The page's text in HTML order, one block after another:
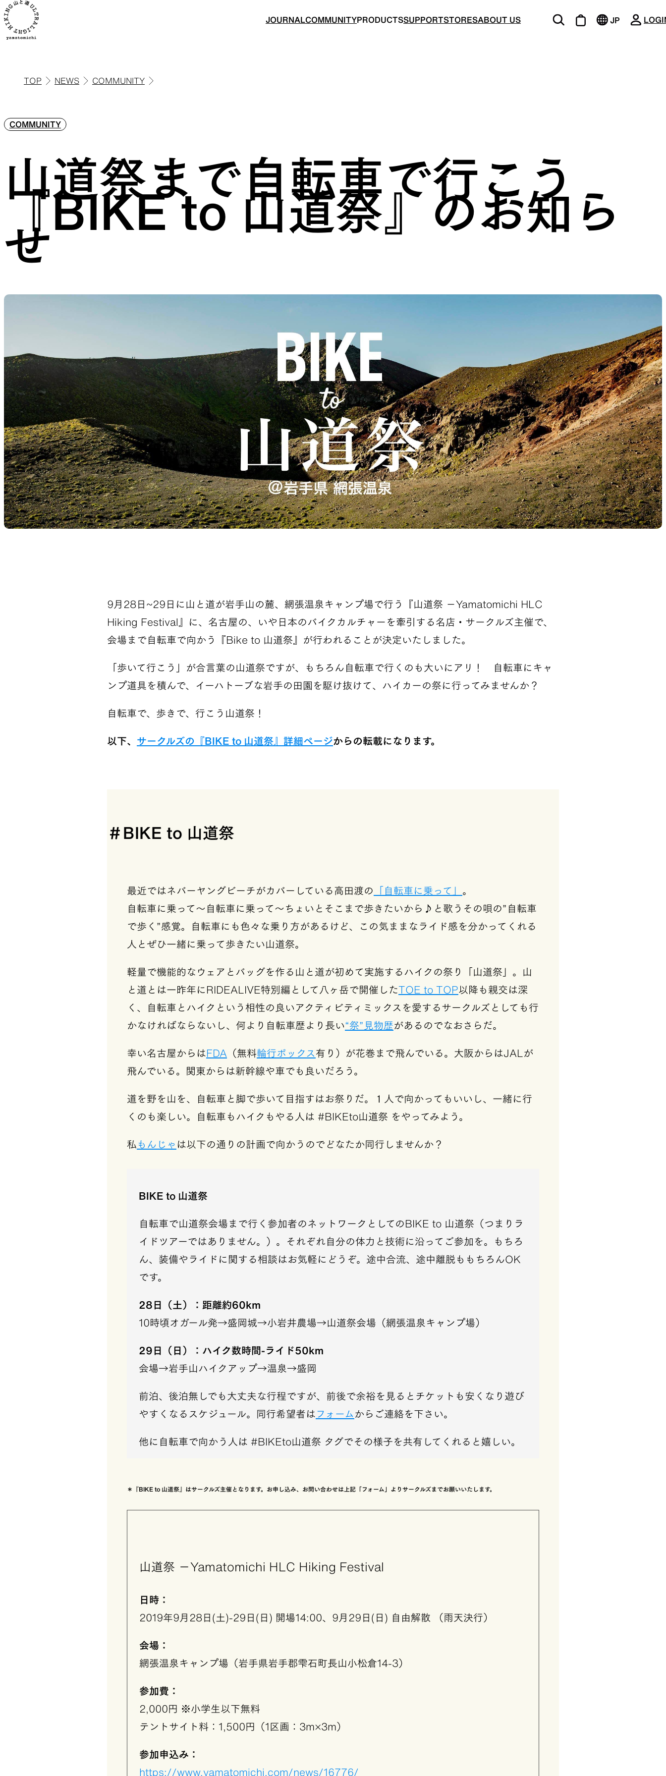
CLOSE
JP
JOURNAL COMMUNITYPRODUCTSSUPPORTSTORESABOUT US
ALL
全ての製品を見る
ULハイキングのためのバックパック 山道具として考えられたクロージング 機能的な5ポケットを持つパンツ＆ショーツ
風や雨、寒さを防ぐシェル ハイキングのためのヘッドウェア どんな状況にも対応する全天候型行動着 動いても蒸れにくい保温行動着
SLEEPING PADS
最軽量のスリーピングパッド
REPAIR PARTS
補修用パッチとバックパックのパーツ
ACCESSORIES
機能を拡張する道具
SPECIAL OFFERS
製品ロスをなくすための特別販売
TOP NEWS COMMUNITY
COMMUNITY
山道祭まで自転車で行こう
『BIKE to 山道祭』のお知ら
せ
9月28日~29日に山と道が岩手山の麓、網張温泉キャンプ場で行う『山道祭 −Yamatomichi HLC
Hiking Festival』に、名古屋の、いや日本のバイクカルチャーを牽引する名店・サークルズ主催で、
会場まで自転車で向かう『Bike to 山道祭』が行われることが決定いたしました。
「歩いて行こう」が合言葉の山道祭ですが、もちろん自転車で行くのも大いにアリ！ 自転車にキャ
ンプ道具を積んで、イーハトーブな岩手の田園を駆け抜けて、ハイカーの祭に行ってみませんか？
自転車で、歩きで、行こう山道祭！
以下、 サークルズの『BIKE to 山道祭』詳細ページからの転載になります。
＃BIKE to 山道祭
最近ではネバーヤングビーチがカバーしている高田渡の 「自転車に乗って」 。
自転車に乗って〜自転車に乗って〜ちょいとそこまで歩きたいから♪と歌うその唄の”自転車
で歩く”感覚。自転車にも色々な乗り方があるけど、この気ままなライド感を分かってくれる
人とぜひ一緒に乗って歩きたい山道祭。
軽量で機能的なウェアとバッグを作る山と道が初めて実施するハイクの祭り「山道祭」。山
と道とは一昨年にRIDEALIVE特別編として八ヶ岳で開催したTOE to TOP以降も親交は深
く、自転車とハイクという相性の良いアクティビティミックスを愛するサークルズとしても行
かなければならないし、何より自転車歴より長い“祭”見物歴があるのでなおさらだ。
幸い名古屋からは FDA （無料輪行ボックス 有り）が花巻まで飛んでいる。大阪からはJALが
飛んでいる。関東からは新幹線や車でも良いだろう。
道を野を山を、自転車と脚で歩いて目指すはお祭りだ。１人で向かってもいいし、一緒に行
くのも楽しい。自転車もハイクもやる人は #BIKEto山道祭 をやってみよう。
私 もんじゃ は以下の通りの計画で向かうのでどなたか同行しませんか？
BIKE to 山道祭
自転車で山道祭会場まで行く参加者のネットワークとしてのBIKE to 山道祭（つまりラ
イドツアーではありません。）。それぞれ自分の体力と技術に沿ってご参加を。もちろ
ん、装備やライドに関する相談はお気軽にどうぞ。途中合流、途中離脱ももちろんOK
です。
28日（土）：距離約60km
10時頃オガール発→盛岡城→小岩井農場→山道祭会場（網張温泉キャンプ場）
29日（日）：ハイク数時間-ライド50km
会場→岩手山ハイクアップ→温泉→盛岡
前泊、後泊無しでも大丈夫な行程ですが、前後で余裕を見るとチケットも安くなり遊び
やすくなるスケジュール。同行希望者は フォーム からご連絡を下さい。
他に自転車で向かう人は #BIKEto山道祭 タグでその様子を共有してくれると嬉しい。
＊『BIKE to 山道祭』はサークルズ主催となります。お申し込み、お問い合わせは上記「フォーム」よりサークルズまでお願いいたします。
山道祭 −Yamatomichi HLC Hiking Festival
日時：
2019年9月28日(土)-29日(日) 開場14:00、9月29日(日) 自由解散 （雨天決行）
会場：
網張温泉キャンプ場（岩手県岩手郡雫石町長山小松倉14-3）
参加費：
2,000円 ※小学生以下無料
テントサイト料：1,500円（1区画：3m×3m）
参加申込み：
https://www.yamatomichi.com/news/16776/